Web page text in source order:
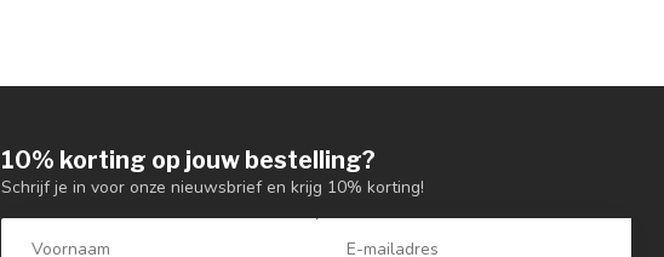
10% korting op jouw bestelling?
Schrijf je in voor onze nieuwsbrief en krijg 10% korting!